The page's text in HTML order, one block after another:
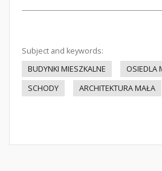
Subject and keywords:
BUDYNKI MIESZKALNE
OSIEDLA
SCHODY
ARCHITEKTURA MAŁA